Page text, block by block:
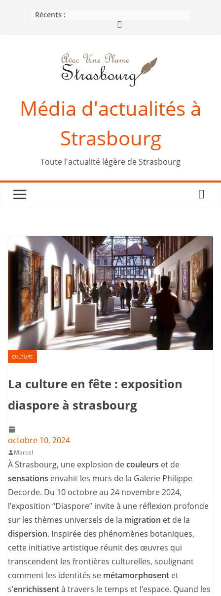
Récents :
Média d'actualités à
Strasbourg
Toute l'actualité légère de Strasbourg
CULTURE
La culture en fête : exposition
diaspore à strasbourg
octobre 10, 2024
Marcel
À Strasbourg, une explosion decouleurs et de
sensations envahit les murs de la Galerie Philippe
Decorde. Du 10 octobre au 24 novembre 2024,
l’exposition “Diaspore” invite à une réflexion profonde
sur les thèmes universels de la migration et de la
dispersion. Inspirée des phénomènes botaniques,
cette initiative artistique réunit des œuvres qui
transcendent les frontières culturelles, soulignant
comment les identités se métamorphosent et
s’enrichissentà travers le temps et l’espace. Quand les